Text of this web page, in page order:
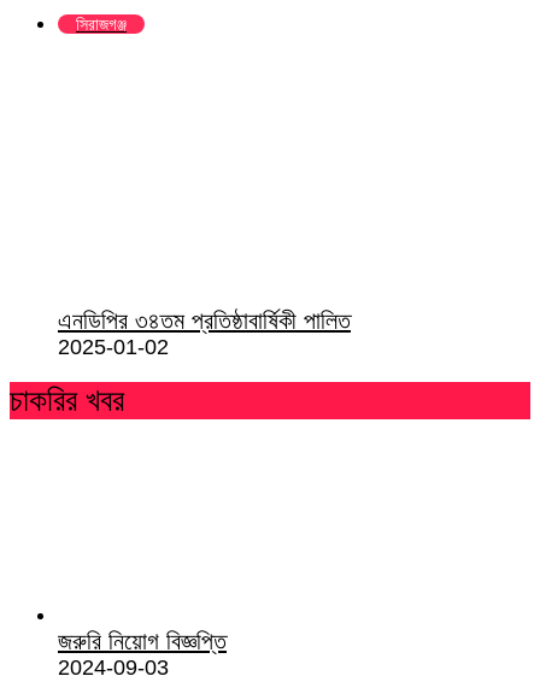
সিরাজগঞ্জ
এনডিপির ৩৪তম প্রতিষ্ঠাবার্ষিকী পালিত
2025-01-02
চাকরির খবর
জরুরি নিয়োগ বিজ্ঞপ্তি
2024-09-03